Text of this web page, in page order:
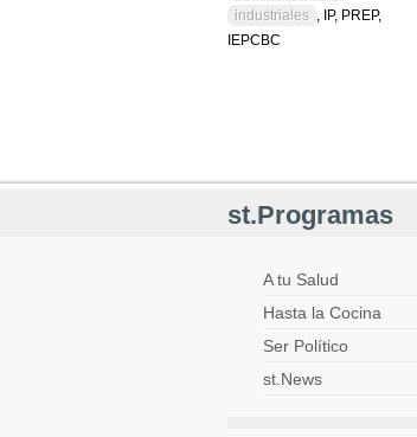
industriales , IP, PREP,
IEPCBC
st.Programas
A tu Salud
Hasta la Cocina
Ser Político
st.News